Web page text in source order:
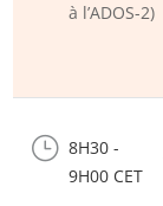
à l’ADOS-2)
} 8H30 -
9H00 CET